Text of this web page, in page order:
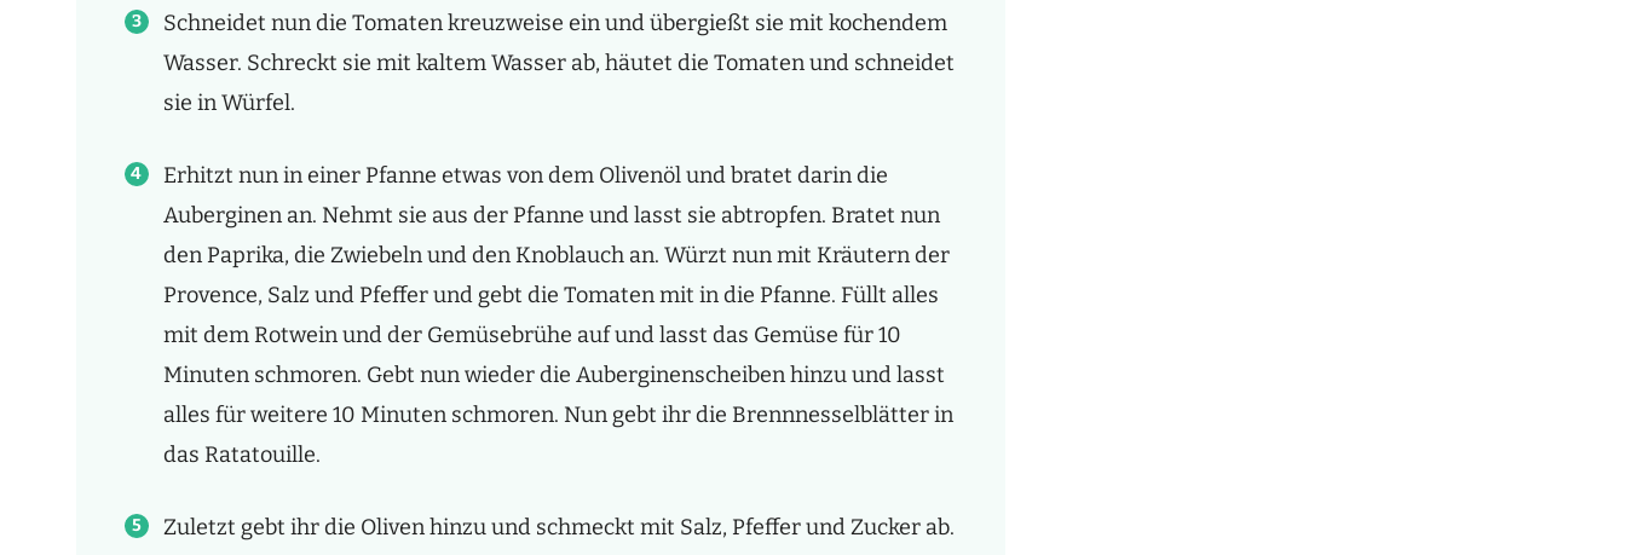
Schneidet nun die Tomaten kreuzweise ein und übergießt sie mit kochendem
Wasser. Schreckt sie mit kaltem Wasser ab, häutet die Tomaten und schneidet
sie in Würfel.
Erhitzt nun in einer Pfanne etwas von dem Olivenöl und bratet darin die
Auberginen an. Nehmt sie aus der Pfanne und lasst sie abtropfen. Bratet nun
den Paprika, die Zwiebeln und den Knoblauch an. Würzt nun mit Kräutern der
Provence, Salz und Pfeffer und gebt die Tomaten mit in die Pfanne. Füllt alles
mit dem Rotwein und der Gemüsebrühe auf und lasst das Gemüse für 10
Minuten schmoren. Gebt nun wieder die Auberginenscheiben hinzu und lasst
alles für weitere 10 Minuten schmoren. Nun gebt ihr die Brennnesselblätter in
das Ratatouille.
Zuletzt gebt ihr die Oliven hinzu und schmeckt mit Salz, Pfeffer und Zucker ab.